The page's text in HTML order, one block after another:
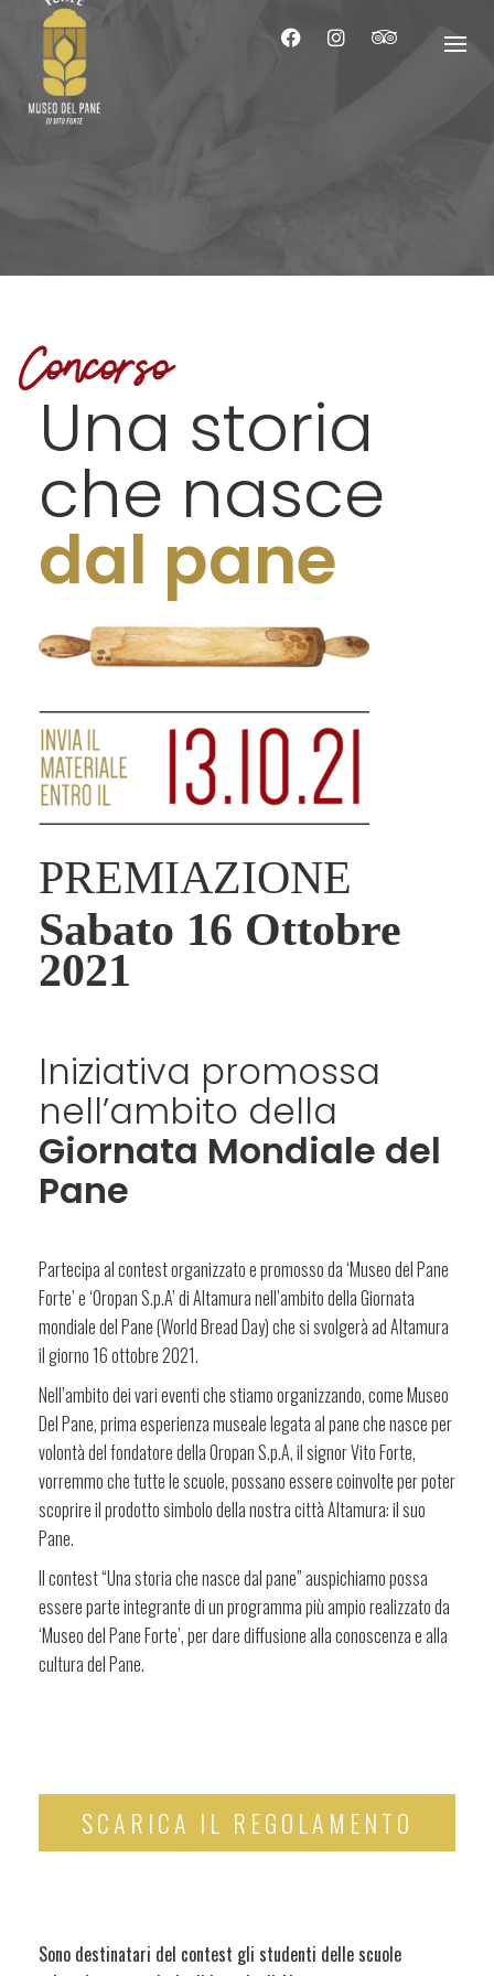
content
Concorso
Una storia
che nasce
dal pane
PREMIAZIONE
Sabato 16 Ottobre
2021
Iniziativa promossa
nell’ambito della
Giornata Mondiale del
Pane
Partecipa al contest organizzato e promosso da ‘Museo del Pane
Forte’ e ‘Oropan S.p.A’ di Altamura nell’ambito della Giornata
mondiale del Pane (World Bread Day) che si svolgerà ad Altamura
il giorno 16 ottobre 2021.
Nell’ambito dei vari eventi che stiamo organizzando, come Museo
Del Pane, prima esperienza museale legata al pane che nasce per
volontà del fondatore della Oropan S.p.A, il signor Vito Forte,
vorremmo che tutte le scuole, possano essere coinvolte per poter
scoprire il prodotto simbolo della nostra città Altamura: il suo
Pane.
Il contest “Una storia che nasce dal pane” auspichiamo possa
essere parte integrante di un programma più ampio realizzato da
‘Museo del Pane Forte’, per dare diffusione alla conoscenza e alla
cultura del Pane.
SCARICA IL REGOLAMENTO
Sono destinatari del contest gli studenti delle scuole